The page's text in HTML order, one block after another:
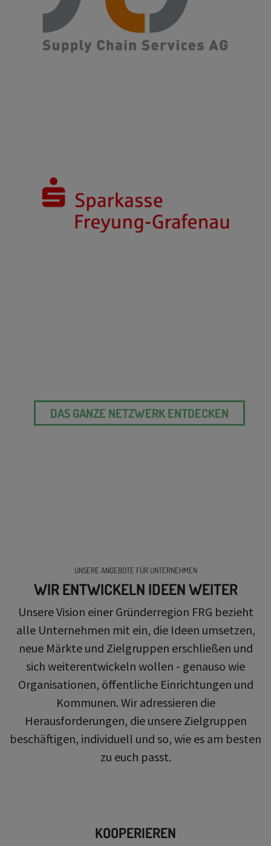
DAS GANZE NETZWERK ENTDECKEN
UNSERE ANGEBOTE FÜR UNTERNEHMEN
WIR ENTWICKELN IDEEN WEITER
Unsere Vision einer Gründerregion FRG bezieht
alle Unternehmen mit ein, die Ideen umsetzen,
neue Märkte und Zielgruppen erschließen und
sich weiterentwickeln wollen - genauso wie
Organisationen, öffentliche Einrichtungen und
Kommunen. Wir adressieren die
Herausforderungen, die unsere Zielgruppen
beschäftigen, individuell und so, wie es am besten
zu euch passt.
KOOPERIEREN